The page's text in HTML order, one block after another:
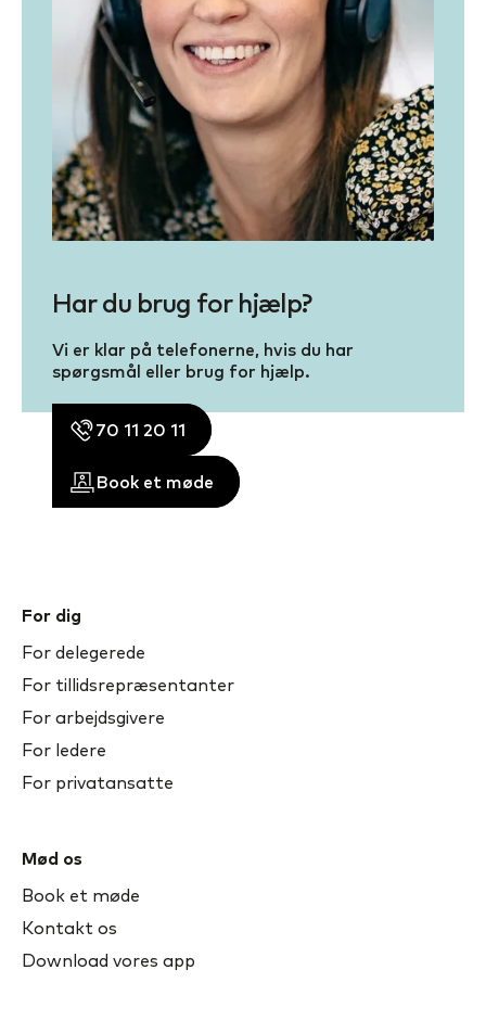
Har du brug for hjælp?
Vi er klar på telefonerne, hvis du har
spørgsmål eller brug for hjælp.
70 11 20 11
Book et møde
For dig
For delegerede
For tillidsrepræsentanter
For arbejdsgivere
For ledere
For privatansatte
Mød os
Book et møde
Kontakt os
Download vores app